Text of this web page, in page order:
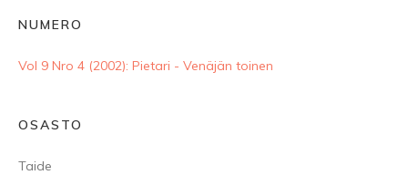
NUMERO
Vol 9 Nro 4 (2002): Pietari - Venäjän toinen
OSASTO
Taide